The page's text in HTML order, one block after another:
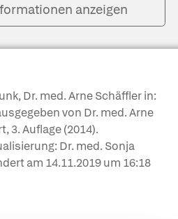
anzeigen
Dr. med. Arne Schäffler in:
von Dr. med. Arne
3. Auflage (2014).
Dr. med. Sonja
am 14.11.2019um 16:18